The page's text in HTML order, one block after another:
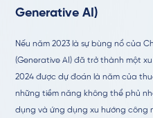
Generative AI)
Nếu năm 2023 là sự bùng nổ của
(Generative AI) đã trở thành một
2024 được dự đoán là năm của
những tiềm năng không thể phủ
dụng và ứng dụng xu hướng công